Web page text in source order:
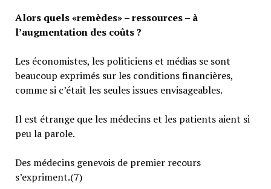
Alors quels «remèdes» – ressources – à
l’augmentation des coûts ?
Les économistes, les politiciens et médias se sont
beaucoup exprimés sur les conditions financières,
comme si c’était les seules issues envisageables.
Il est étrange que les médecins et les patients aient si
peu la parole.
Des médecins genevois de premier recours
s’expriment.(7)